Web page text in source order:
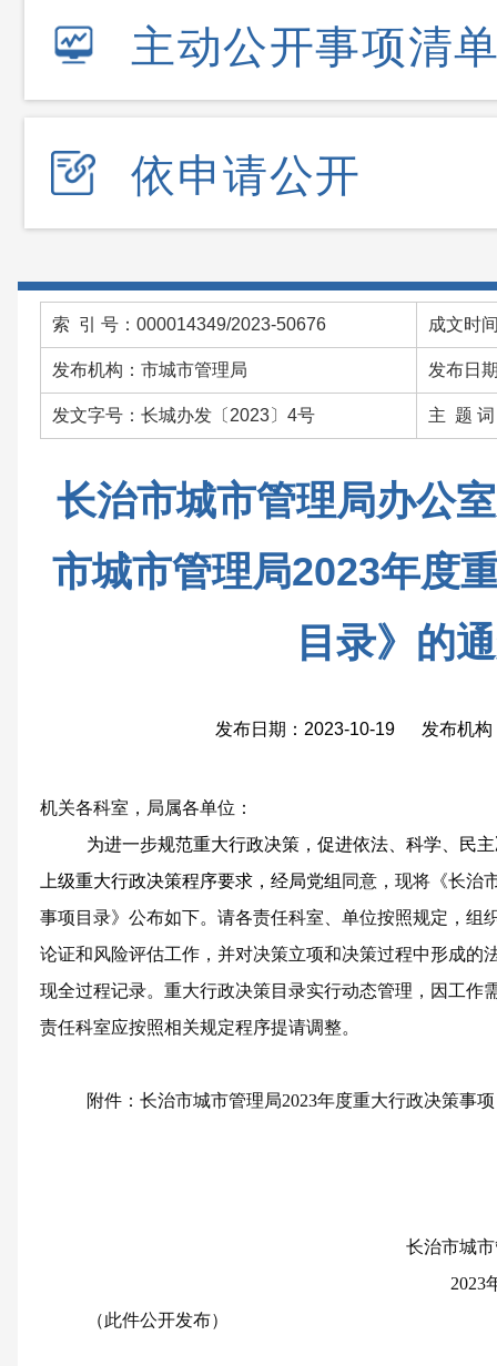
主动公开事项清
依申请公开
索 引 号：000014349/2023-50676 成文时
发布机构：市城市管理局 发布日
发文字号：长城办发〔2023〕4号 主 题 词
长治市城市管理局办公
市城市管理局2023年度
目录》的
发布日期：2023-10-19 发布机构
机关各科室，局属各单位：
为进一步规范重大行政决策，促进依法、科学、民
上级重大行政决策程序要求 ，经局党组 同意，现将《长治
事项目录》公布如下。 请各责任科室 单位按照规定 ， 组
论证和风险评估工作， 并对决策立项和决策过程中形成的
现全过程记录。重大行政决策目录实行动态管理，因工作
责任科室应按照相关规定程序提请调整。
附件：长治市城市管理局2023年度重大行政决策事
长治市城
2023
（此件公开发布）